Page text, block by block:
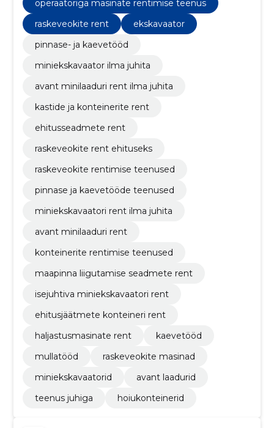
operaatoriga masinate rentimise teenus
raskeveokite rent
ekskavaator
pinnase- ja kaevetööd
miniekskavaator ilma juhita
avant minilaaduri rent ilma juhita
kastide ja konteinerite rent
ehitusseadmete rent
raskeveokite rent ehituseks
raskeveokite rentimise teenused
pinnase ja kaevetööde teenused
miniekskavaatori rent ilma juhita
avant minilaaduri rent
konteinerite rentimise teenused
maapinna liigutamise seadmete rent
isejuhtiva miniekskavaatori rent
ehitusjäätmete konteineri rent
haljastusmasinate rent
kaevetööd
mullatööd
raskeveokite masinad
miniekskavaatorid
avant laadurid
teenus juhiga
hoiukonteinerid